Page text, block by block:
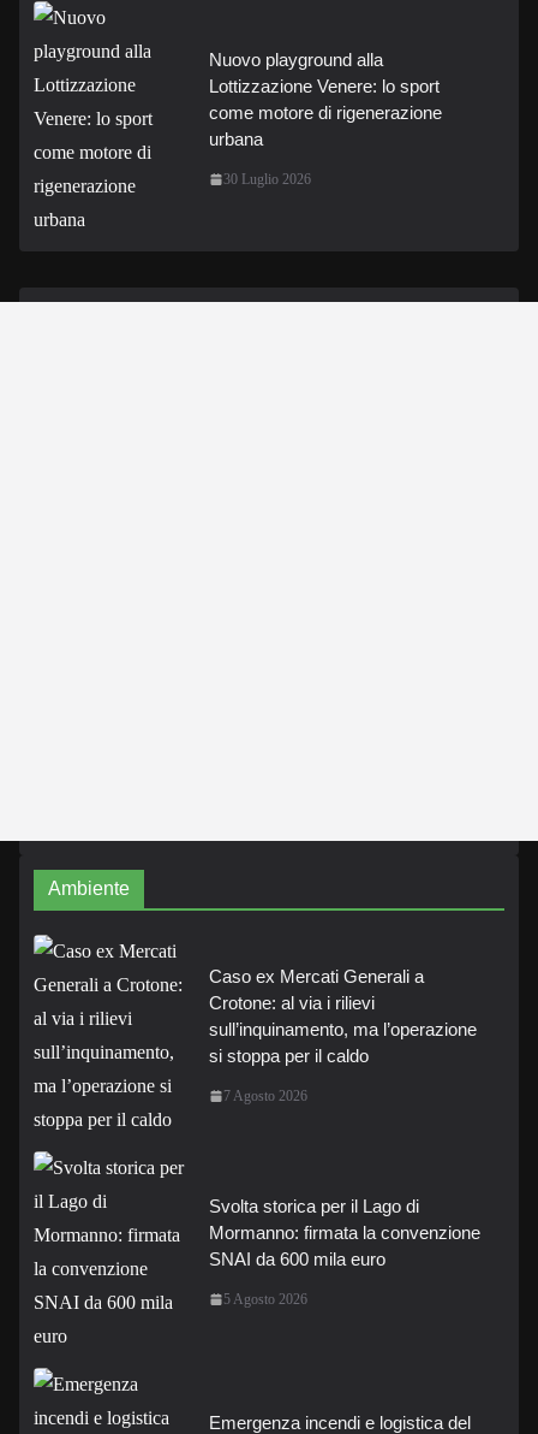
Nuovo playground alla
Lottizzazione Venere: lo sport
come motore di rigenerazione
urbana
30 Luglio 2026
Ambiente
Caso ex Mercati Generali a
Crotone: al via i rilievi
sull’inquinamento, ma l’operazione
si stoppa per il caldo
7 Agosto 2026
Svolta storica per il Lago di
Mormanno: firmata la convenzione
SNAI da 600 mila euro
5 Agosto 2026
Emergenza incendi e logistica del